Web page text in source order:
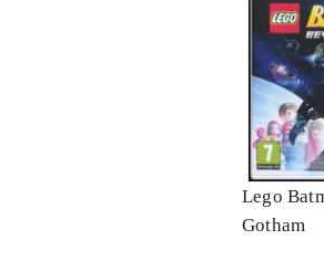
Lego
Gotham